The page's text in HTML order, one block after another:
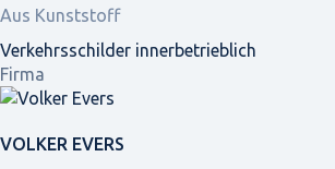
Aus Kunststoff
Verkehrsschilder innerbetrieblich
Firma
VOLKER EVERS